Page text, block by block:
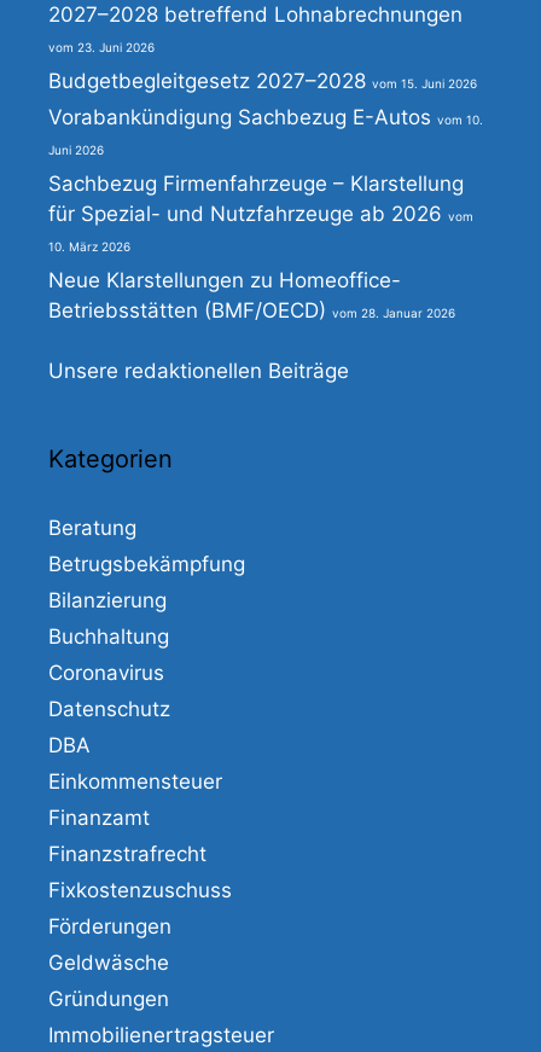
2027–2028 betreffend Lohnabrechnungen
23. Juni 2026
Budgetbegleitgesetz 2027–2028 15. Juni 2026
Vorabankündigung Sachbezug E-Autos 10.
Juni 2026
Sachbezug Firmenfahrzeuge – Klarstellung
für Spezial- und Nutzfahrzeuge ab 2026
10. März 2026
Neue Klarstellungen zu Homeoffice-
Betriebsstätten (BMF/OECD)
28. Januar 2026
Unsere redaktionellen Beiträge
Kategorien
Beratung
Betrugsbekämpfung
Bilanzierung
Buchhaltung
Coronavirus
Datenschutz
DBA
Einkommensteuer
Finanzamt
Finanzstrafrecht
Fixkostenzuschuss
Förderungen
Geldwäsche
Gründungen
Immobilienertragsteuer